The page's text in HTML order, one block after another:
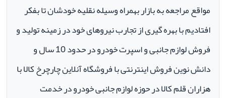
مواقع مراجعه به بازار بهمراه وسیله نقلیه خودشان تا بفکر
افتادیم با بهره گیری از تجارب نیروهای خود در زمینه تولید و
فروش لوازم جانبی و اسپرت خودرو در حدود 10 سال و
دانش نوین فروش اینترنتی با فروشگاه آنلاین چارچرخ کالا با
هزاران قلم کالا در حوزه لوازم جانبی خودرو در خدمت